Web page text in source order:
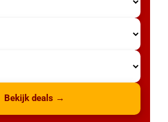
Bekijk deals →